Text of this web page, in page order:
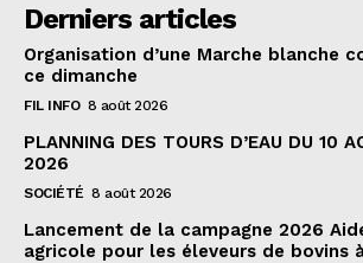
Derniers articles
Organisation d’une Marche blanche
ce dimanche
FIL INFO 8 août 2026
PLANNING DES TOURS D’EAU DU 10
2026
SOCIÉTÉ 8 août 2026
Lancement de la campagne 2026
agricole pour les éleveurs de bovins